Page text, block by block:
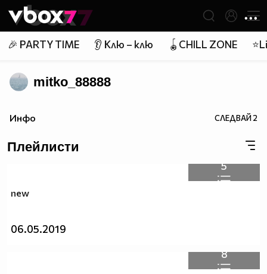
👾
🎉 PARTY TIME 👂 Клю – клю 🪀CHILL ZONE
mitko_88888
Инфо СЛЕДВАЙ2
Плейлисти
5
new
06.05.2019
8